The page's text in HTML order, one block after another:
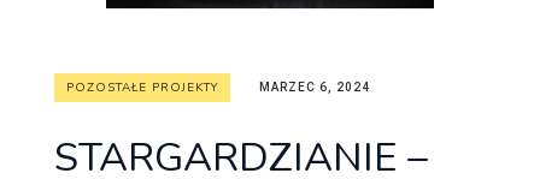
POZOSTAŁE PROJEKTY MARZEC 6, 2024
STARGARDZIANIE –